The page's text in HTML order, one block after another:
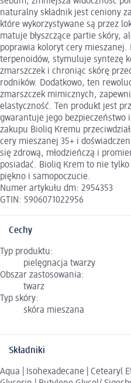
naturalny składnik jest ceniony
które wykorzystywane są przez
matuje błyszczące partie skóry,
poprawia koloryt cery
terpenoidów, stymuluje syntezę
zmarszczek i chroniąc skórę
rodników. Dodatkowo, ten
zmarszczek mimicznych,
elastyczność. Ten produkt jest
gwarantuje jego bezpieczeństwo
zakupu Bioliq Kremu
cery mieszanej 35+ i
się zdrową, młodzieńczą i
posiadać. Bioliq Krem to nie
piękno i samopoczucie.
Numer artykułu dm: 2954353
GTIN: 5906071022956
Cechy
Typ produktu:
pielęgnacja twarzy
Obszar zastosowania:
twarz
Typ skóry:
skóra mieszana
Składniki
Aqua | Isohexadecane | Cetearyl